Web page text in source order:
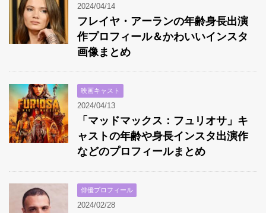
2024/04/14
フレイヤ・アーランの年齢身長出演
作プロフィール＆かわいいインスタ
画像まとめ
映画キャスト
2024/04/13
「マッドマックス：フュリオサ」キ
ャストの年齢や身長インスタ出演作
などのプロフィールまとめ
俳優プロフィール
2024/02/28